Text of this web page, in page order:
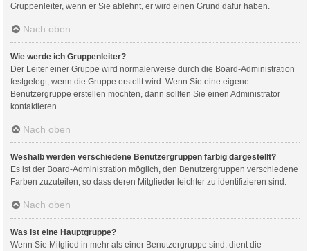
Gruppenleiter, wenn er Sie ablehnt, er wird einen Grund dafür haben.
Nach oben
Wie werde ich Gruppenleiter?
Der Leiter einer Gruppe wird normalerweise durch die Board-Administration
festgelegt, wenn die Gruppe erstellt wird. Wenn Sie eine eigene
Benutzergruppe erstellen möchten, dann sollten Sie einen Administrator
kontaktieren.
Nach oben
Weshalb werden verschiedene Benutzergruppen farbig dargestellt?
Es ist der Board-Administration möglich, den Benutzergruppen verschiedene
Farben zuzuteilen, so dass deren Mitglieder leichter zu identifizieren sind.
Nach oben
Was ist eine Hauptgruppe?
Wenn Sie Mitglied in mehr als einer Benutzergruppe sind, dient die